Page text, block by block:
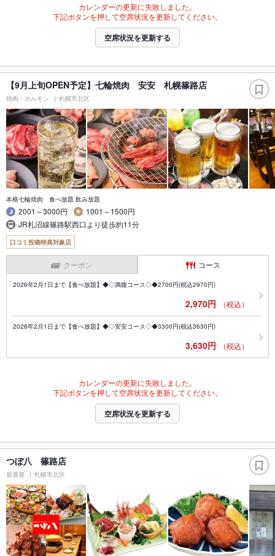
カレンダーの更新に失敗しました。
下記ボタンを押して空席状況を更新してください。
空席状況を更新する
【9月上旬OPEN予定】七輪焼肉 安安 札幌篠路店
焼肉・ホルモン 札幌市北区
本格七輪焼肉 食べ放題 飲み放題
2001～3000円
1001～1500円
JR札沼線篠路駅西口より徒歩約11分
口コミ投稿特典対象店
クーポン コース
2026年2月1日まで【食べ放題】◆◇満腹コース◇◆2700円(税込2970円)
2,970円 （税込）
2026年2月1日まで【食べ放題】◆◇安安コース◇◆3300円(税込3630円)
3,630円 （税込）
カレンダーの更新に失敗しました。
下記ボタンを押して空席状況を更新してください。
空席状況を更新する
つぼ八 篠路店
居酒屋 札幌市北区